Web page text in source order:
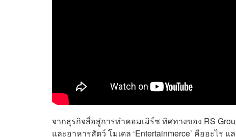
จากธุรกิจสื่อสู่การทำคอมเมิร์ซ ทิศทางของ RS
และอาหารสัตว์ โมเดล ‘Entertainmerce’ คืออะไร